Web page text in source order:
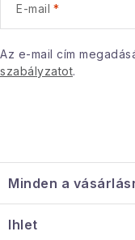
E-mail
Az e-mail cím
szabályzatot.
á
bMinden a
Ihlet